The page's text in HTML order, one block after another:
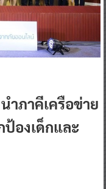
ำภาคีเครือข่าย
องเด็กและ